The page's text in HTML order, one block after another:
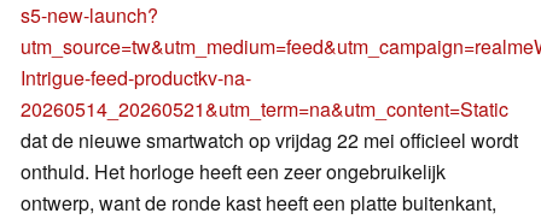
s5-new-launch?
Intrigue-feed-productkv-na-
20260514_20260521&utm_term=na&utm_content=Static
dat de nieuwe smartwatch op vrijdag 22 mei officieel wordt
onthuld. Het horloge heeft een zeer ongebruikelijk
ontwerp, want de ronde kast heeft een platte buitenkant,